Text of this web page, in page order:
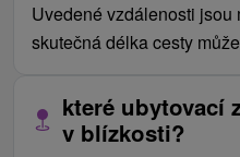
Uvedené vzdálenosti jsou
skutečná délka cesty
které ubytovací
v blízkosti?